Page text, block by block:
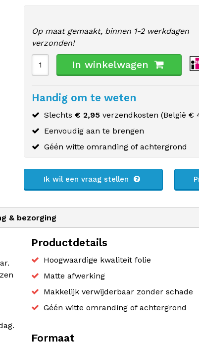
Op maat gemaakt, binnen 1-2 werkdagen
verzonden!
In winkelwagen
Handig om te weten
Slechts € 2,95 verzendkosten (België €
Eenvoudig aan te brengen
Géén witte omranding of achtergrond
Ik wil een vraag stellen
& bezorging
Productdetails
Hoogwaardige kwaliteit folie
Matte afwerking
Makkelijk verwijderbaar zonder schade
Géén witte omranding of achtergrond
Formaat